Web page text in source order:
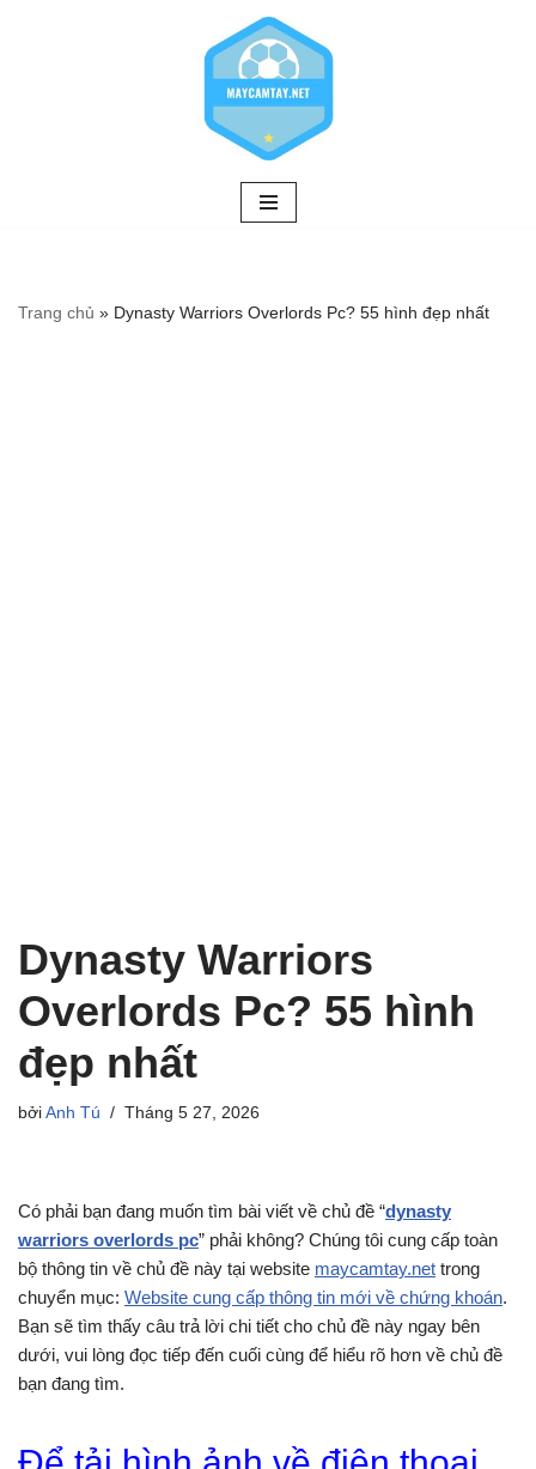
Trang chủ » Dynasty Warriors Overlords Pc? 55 hình đẹp nhất
Dynasty Warriors
Overlords Pc? 55 hình
đẹp nhất
bởi Anh Tú Tháng 5 27, 2026
Có phải bạn đang muốn tìm bài viết về chủ đề “dynasty
warriors overlords pc” phải không? Chúng tôi cung cấp toàn
bộ thông tin về chủ đề này tại website maycamtay.net trong
chuyển mục: Website cung cấp thông tin mới về chứng khoán.
Bạn sẽ tìm thấy câu trả lời chi tiết cho chủ đề này ngay bên
dưới, vui lòng đọc tiếp đến cuối cùng để hiểu rõ hơn về chủ đề
bạn đang tìm.